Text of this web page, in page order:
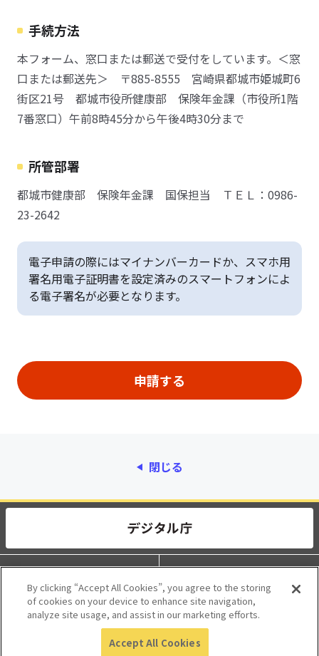
手続方法
本フォーム、窓口または郵送で受付をしています。＜窓
口または郵送先＞ 〒885-8555 宮崎県都城市姫城町6
街区21号 都城市役所健康部 保険年金課（市役所1階
7番窓口）午前8時45分から午後4時30分まで
所管部署
都城市健康部 保険年金課 国保担当 ＴＥＬ：0986-
23-2642
電子申請の際にはマイナンバーカードか、スマホ用
署名用電子証明書を設定済みのスマートフォンによ
る電子署名が必要となります。
閉じる
動作環境 個人情報保護
利用規約 アクセシビリティ
© 2017 Digital Agency, Government of Japan.
By clicking “Accept All Cookies”, you agree to the storing
of cookies on your device to enhance site navigation,
analyze site usage, and assist in our marketing efforts.
Accept All Cookies